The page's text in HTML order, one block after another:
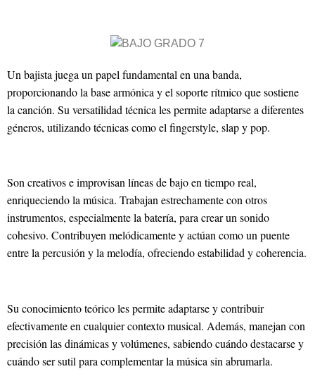
Un bajista juega un papel fundamental en una banda,
proporcionando la base armónica y el soporte rítmico que sostiene
la canción. Su versatilidad técnica les permite adaptarse a diferentes
géneros, utilizando técnicas como el fingerstyle, slap y pop.
Son creativos e improvisan líneas de bajo en tiempo real,
enriqueciendo la música. Trabajan estrechamente con otros
instrumentos, especialmente la batería, para crear un sonido
cohesivo. Contribuyen melódicamente y actúan como un puente
entre la percusión y la melodía, ofreciendo estabilidad y coherencia.
Su conocimiento teórico les permite adaptarse y contribuir
efectivamente en cualquier contexto musical. Además, manejan con
precisión las dinámicas y volúmenes, sabiendo cuándo destacarse y
cuándo ser sutil para complementar la música sin abrumarla.